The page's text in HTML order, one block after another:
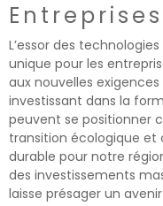
L’essor des
unique pour les
aux nouvelles
investissant dans la
peuvent se positionner
transition écologique et
durable pour notre
des investissements
laisse présager un